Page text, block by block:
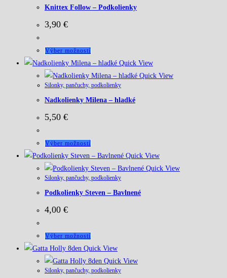
Knittex Follow – Podkolienky
3,90 €
Výber možností
produkt
má
viacero
variantov.
môžete
stránke
produktu.
Quick View
Quick View
Silonky, pančuchy, podkolienky
Nadkolienky Milena – hladké
5,50 €
Výber možností
produkt
má
viacero
variantov.
môžete
stránke
Quick View
Quick View
Silonky, pančuchy, podkolienky
Podkolienky Steven – Bavlnené
4,00 €
Výber možností
produkt
má
viacero
Quick View
Quick View
Silonky, pančuchy, podkolienky